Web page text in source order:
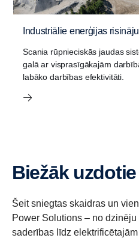
Industriālie enerģijas
Scania rūpnieciskās jaudas
galā ar visprasīgākajām
labāko darbības efektivitāti.
Biežāk
Šeit sniegtas skaidras un
Power Solutions – no
saderības līdz